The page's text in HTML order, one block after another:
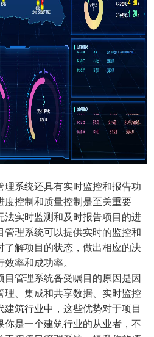
系统还具有实时监控和报告功
度控制和质量控制是至关重要
法实时监测和及时报告项目的进
管理系统可以提供实时的监控和
了解项目的状态，做出相应的决
率和成功率。
管理系统备受瞩目的原因是因
理、集成和共享数据、实时监控
筑行业中，这些优势对于项目
你是一个建筑行业的从业者，不